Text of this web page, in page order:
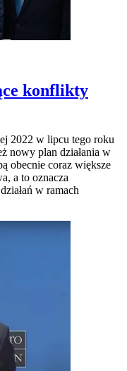
konflikty
2022 w lipcu tego roku
nowy plan działania w
obecnie coraz większe
a to oznacza
w ramach